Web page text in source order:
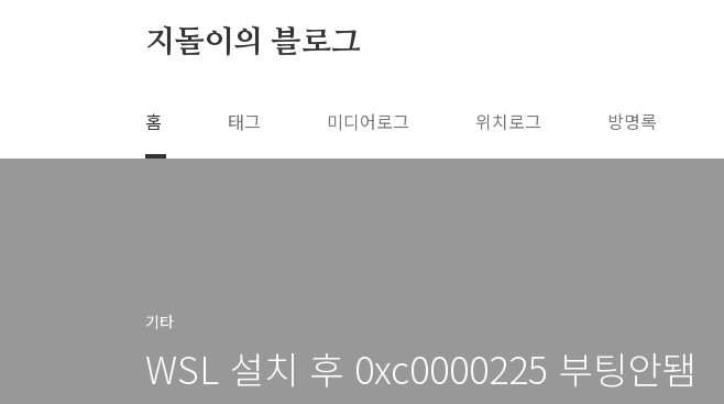
지돌이의 블로그
홈 태그 미디어로그 위치로그 방명록
기타
WSL 설치 후 0xc0000225 부팅안됌